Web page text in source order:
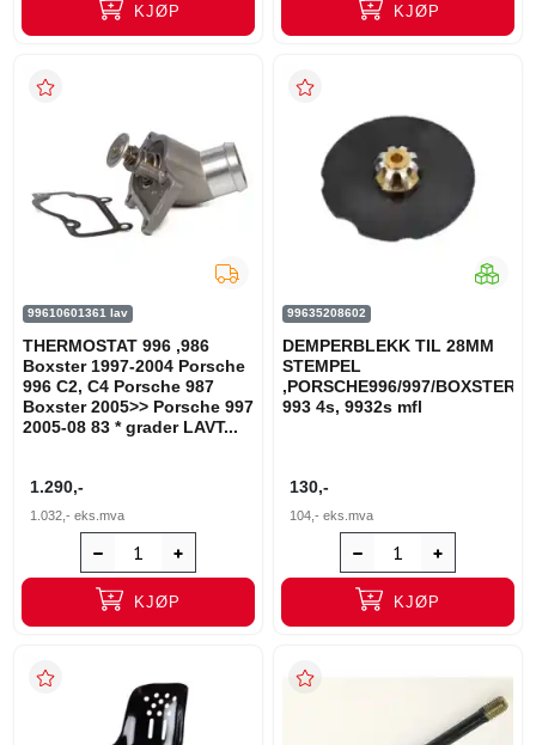
KJØP KJØP
99610601361 lav
THERMOSTAT 996 ,986
Boxster 1997-2004 Porsche
996 C2, C4 Porsche 987
Boxster 2005>> Porsche 997
2005-08 83 * grader LAVT...
1.290,-
1.032,- eks.mva
KJØP
99635208602
DEMPERBLEKK TIL 28MM
STEMPEL
,PORSCHE996/997/BOXSTER/
993 4s, 9932s mfl
130,-
104,- eks.mva
KJØP